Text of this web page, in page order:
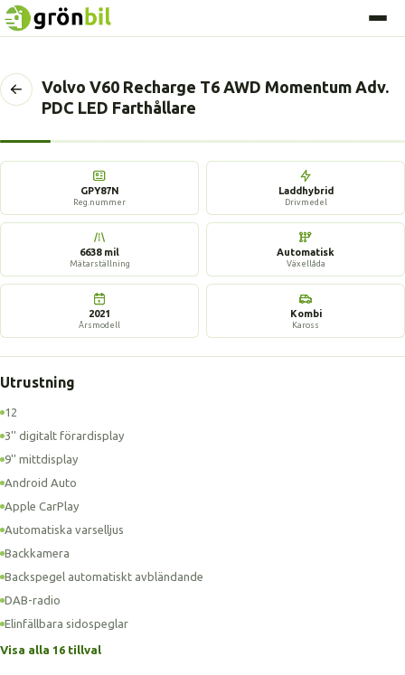
Tillbaka
sida
Volvo V60 Recharge T6 AWD Momentum Adv.
PDC LED Farthållare
GPY87N
Reg.nummer
Laddhybrid
Drivmedel
6638 mil
Mätarställning
Automatisk
Växellåda
2021
Årsmodell
Kombi
Kaross
Utrustning
12
3'' digitalt förardisplay
9'' mittdisplay
Android Auto
Apple CarPlay
Automatiska varselljus
Backkamera
Backspegel automatiskt avbländande
DAB-radio
Elinfällbara sidospeglar
Visa alla 16 tillval